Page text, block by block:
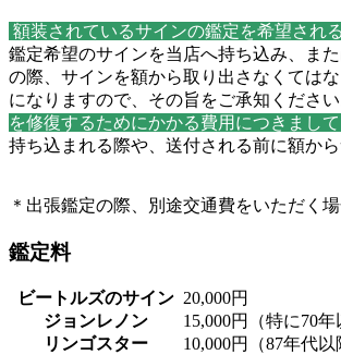
額装されているサインの鑑定を希望され
鑑定希望のサインを当店へ持ち込み、ま
の際、サインを額から取り出さなくては
になりますので、その旨をご承知ください
を修復するためにかかる費用につきまし
持ち込まれる際や、送付される前に額か
＊出張鑑定の際、別途交通費をいただく
鑑定料
ビートルズのサイン 20,000円
ジョンレノン
15,000円（特に70
リンゴスター
10,000円（87年代